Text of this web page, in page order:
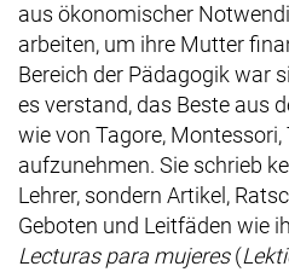
aus ökonomischer
arbeiten, um ihre Mutter
Bereich der Pädagogik war
es verstand, das Beste aus
wie von Tagore,
aufzunehmen. Sie schrieb
Lehrer, sondern Artikel,
Geboten und Leitfäden wie
Lecturas para mujeres (